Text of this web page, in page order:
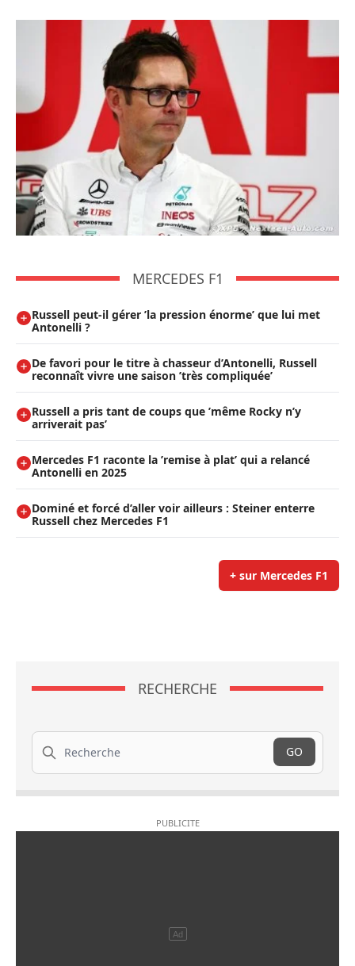
MERCEDES F1
Russell peut-il gérer ’la pression énorme’ que lui met
Antonelli ?
De favori pour le titre à chasseur d’Antonelli, Russell
reconnaît vivre une saison ’très compliquée’
Russell a pris tant de coups que ’même Rocky n’y
arriverait pas’
Mercedes F1 raconte la ’remise à plat’ qui a relancé
Antonelli en 2025
Dominé et forcé d’aller voir ailleurs : Steiner enterre
Russell chez Mercedes F1
+ sur Mercedes F1
RECHERCHE
Recherche
GO